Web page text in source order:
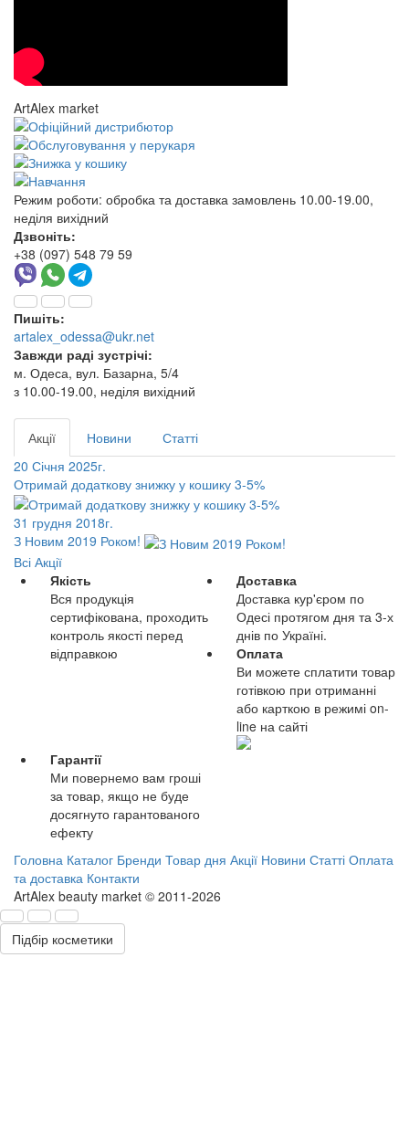
ArtAlex market
Режим роботи: обробка та доставка замовлень 10.00-19.00,
неділя вихідний
Дзвоніть:
+38 (097) 548 79 59
Пишіть:
artalex_odessa@ukr.net
Завжди раді зустрічі:
м. Одеса, вул. Базарна, 5/4
з 10.00-19.00, неділя вихідний
Акції Новини
Статті
20 Січня 2025г.
Отримай додаткову знижку у кошику 3-5%
31 грудня 2018г.
З Новим 2019 Роком!
Всі Акції
Якість
Вся продукція
сертифікована, проходить
контроль якості перед
відправкою
Доставка
Доставка кур'єром по
Одесі протягом дня та 3-х
днів по Україні.
Оплата
Ви можете сплатити товар
готівкою при отриманні
або карткою в режимі on-
line на сайті
Гарантії
Ми повернемо вам гроші
за товар, якщо не буде
досягнуто гарантованого
ефекту
Головна Каталог Бренди Товар дня Акції Новини Статті Оплата
та доставка Контакти
ArtAlex beauty market © 2011-2026
Підбір косметики